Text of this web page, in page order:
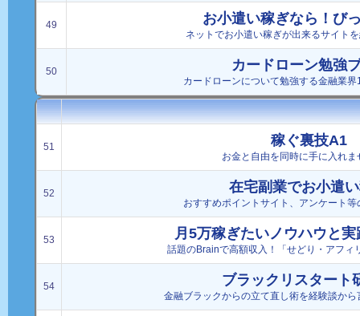
49 お小遣い稼ぎなら！び
ネットでお小遣い稼ぎが出来るサイト
50 カードローン勉強
カードローンについて勉強する金融業
51 稼ぐ裏技A1
お金と自由を同時に手に入れま
52 在宅副業でお小遣
おすすめポイントサイト、アンケート
53 月5万稼ぎたいノウハウと
話題のBrainで高額収入！「せどり・アフィ
54 ブラックリスタート
金融ブラックからの立て直し術を経験談か